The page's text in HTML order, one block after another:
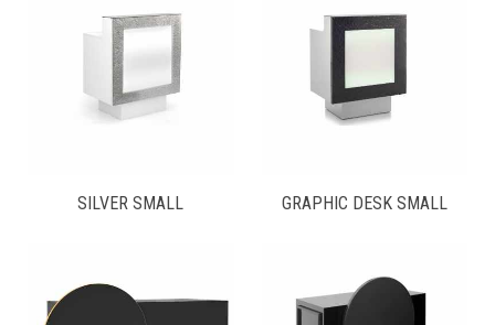
SILVER SMALL GRAPHIC DESK SMALL